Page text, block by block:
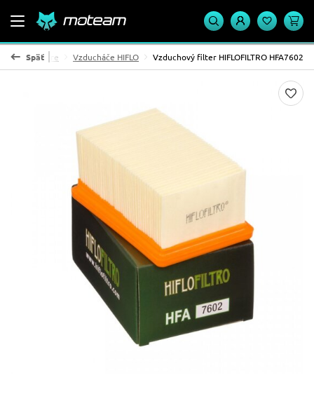
Späťfiltre Vzducháče HIFLO Vzduchový filter HIFLOFILTRO HFA7602